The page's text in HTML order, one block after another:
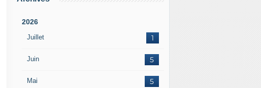
2026
Juillet 1
Juin 5
Mai 5